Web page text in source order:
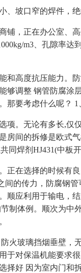
坡口窄的焊件，绝
，正在办公室、高
m3、孔隙率
高度抗压能力。防
够调整 钢管防腐
那要考虑什么呢？
。无论有多长,仅
房间的拆修是欧式
同焊剂HJ431(中板
在选择的时候有良
的传力，防腐钢
顺应利用于输电，
制体例。顺次为
玻璃挡烟垂壁，
于对保温机能要求
择好 因为室内门